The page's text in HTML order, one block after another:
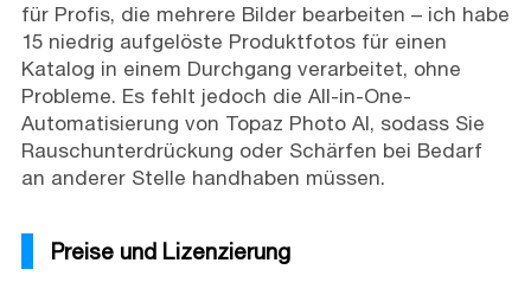
für Profis, die mehrere Bilder bearbeiten – ich habe
15 niedrig aufgelöste Produktfotos für einen
Katalog in einem Durchgang verarbeitet, ohne
Probleme. Es fehlt jedoch die All-in-One-
Automatisierung von Topaz Photo AI, sodass Sie
Rauschunterdrückung oder Schärfen bei Bedarf
an anderer Stelle handhaben müssen.
Preise und Lizenzierung